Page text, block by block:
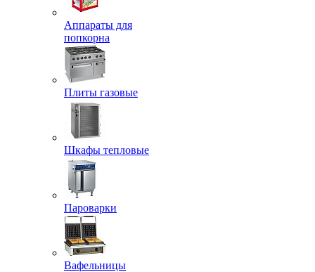
Аппараты для
попкорна
Плиты газовые
Шкафы тепловые
Пароварки
Вафельницы